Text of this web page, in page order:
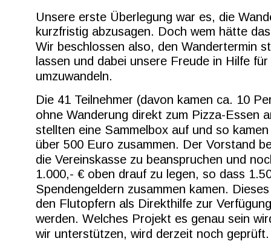
Unsere erste Überlegung war es, die
kurzfristig abzusagen. Doch wem hätte
Wir beschlossen also, den Wandertermin
lassen und dabei unsere Freude in Hilfe
umzuwandeln.
Die 41 Teilnehmer (davon kamen ca. 10
ohne Wanderung direkt zum Pizza-Essen
stellten eine Sammelbox auf und so
über 500 Euro zusammen. Der Vorstand
die Vereinskasse zu beanspruchen und
1.000,- € oben drauf zu legen, so dass
Spendengeldern zusammen kamen.
den Flutopfern als Direkthilfe zur
werden. Welches Projekt es genau sein
wir unterstützen, wird derzeit noch